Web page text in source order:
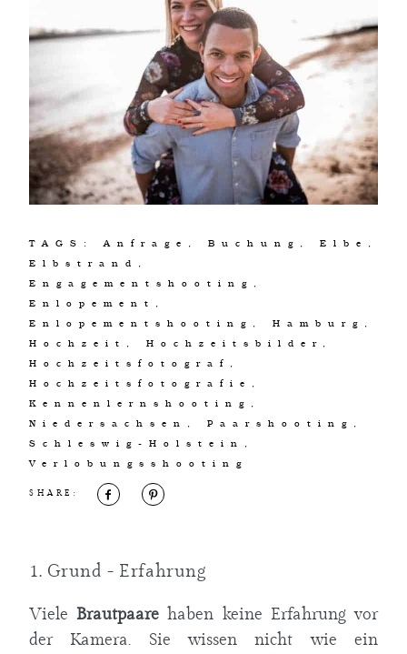
TAGS: Anfrage Buchung Elbe
Elbstrand
Engagementshooting
Enlopement
Enlopementshooting
Hamburg
Hochzeit
Hochzeitsbilder
Hochzeitsfotograf
Hochzeitsfotografie
Kennenlernshooting
Niedersachsen
Paarshooting
Schleswig-Holstein
Verlobungsshooting
SHARE:
1. Grund - Erfahrung
Viele Brautpaare haben keine Erfahrung vor
der Kamera. Sie wissen nicht wie ein